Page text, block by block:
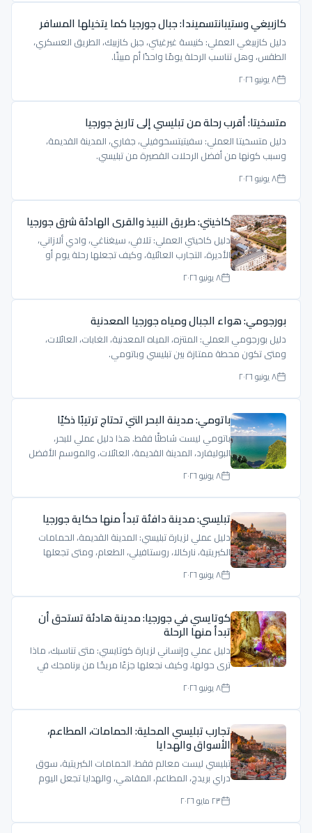
كازبيغي وستيبانتسميندا: جبال جورجيا كما يتخيلها المسافر
دليل كازبيغي العملي: كنيسة غيرغيتي، جبل كازبيك، الطريق العسكري،
الطقس، وهل تناسب الرحلة يومًا واحدًا أم مبيتًا.
٨ يونيو ٢٠٢٦
متسخيتا: أقرب رحلة من تبليسي إلى تاريخ جورجيا
دليل متسخيتا العملي: سفيتيتسخوفيلي، جفاري، المدينة القديمة،
وسبب كونها من أفضل الرحلات القصيرة من تبليسي.
٨ يونيو ٢٠٢٦
كاخيتي: طريق النبيذ والقرى الهادئة شرق جورجيا
دليل كاخيتي العملي: تلافي، سيغناغي، وادي ألازاني،
الأديرة، التجارب العائلية، وكيف تجعلها رحلة يوم أو
ليلتين.
٨ يونيو ٢٠٢٦
بورجومي: هواء الجبال ومياه جورجيا المعدنية
دليل بورجومي العملي: المنتزه، المياه المعدنية، الغابات، العائلات،
ومتى تكون محطة ممتازة بين تبليسي وباتومي.
٨ يونيو ٢٠٢٦
باتومي: مدينة البحر التي تحتاج ترتيبًا ذكيًا
باتومي ليست شاطئًا فقط. هذا دليل عملي للبحر،
البوليفارد، المدينة القديمة، العائلات، والموسم الأفضل
لزيارة باتومي.
٨ يونيو ٢٠٢٦
تبليسي: مدينة دافئة تبدأ منها حكاية جورجيا
دليل عملي لزيارة تبليسي: المدينة القديمة، الحمامات
الكبريتية، ناركالا، روستافيلي، الطعام، ومتى تجعلها
مركز رحلتك.
٨ يونيو ٢٠٢٦
كوتايسي في جورجيا: مدينة هادئة تستحق أن
تبدأ منها الرحلة
دليل عملي وإنساني لزيارة كوتايسي: متى تناسبك، ماذا
ترى حولها، وكيف نجعلها جزءًا مريحًا من برنامجك في
جورجيا.
٨ يونيو ٢٠٢٦
تجارب تبليسي المحلية: الحمامات، المطاعم،
الأسواق والهدايا
تبليسي ليست معالم فقط. الحمامات الكبريتية، سوق
دراي بريدج، المطاعم، المقاهي، والهدايا تجعل اليوم
أكثر حياة.
٢٣ مايو ٢٠٢٦